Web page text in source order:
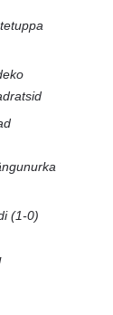
(1-0)